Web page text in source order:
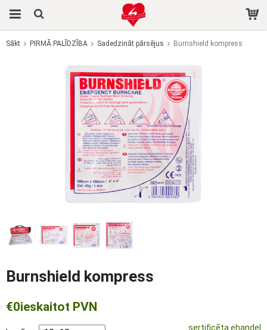
Sākt PIRMĀ PALĪDZĪBA Sadedzināt pārsējus Burnshield kompress
Burnshield kompress
sertificēta ehandel
€0ieskaitot PVN